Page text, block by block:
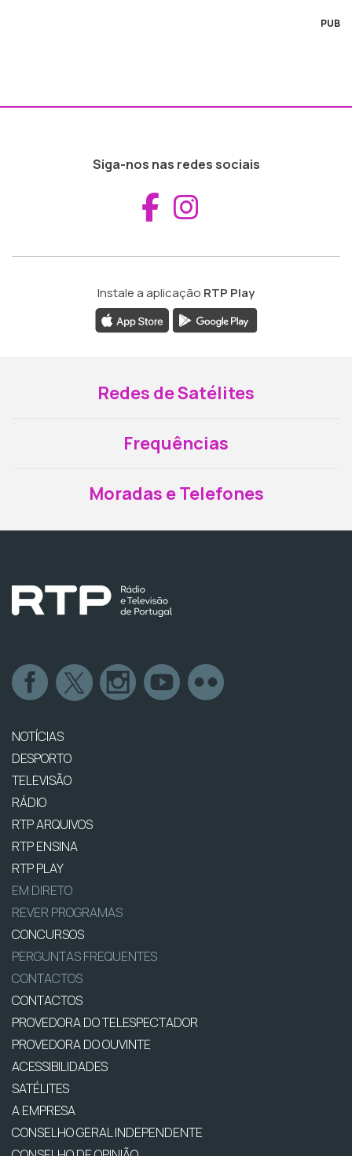
PUB
Siga-nos nas redes sociais
Aceder ao
Instale a aplicação RTP Play
Redes de Satélites
Frequências
Moradas e Telefones
NOTÍCIAS
DESPORTO
TELEVISÃO
RÁDIO
RTP ARQUIVOS
RTP ENSINA
RTP PLAY
EM DIRETO
REVER PROGRAMAS
CONCURSOS
PERGUNTAS FREQUENTES
CONTACTOS
CONTACTOS
PROVEDORA DO TELESPECTADOR
PROVEDORA DO OUVINTE
ACESSIBILIDADES
SATÉLITES
A EMPRESA
CONSELHO GERAL INDEPENDENTE